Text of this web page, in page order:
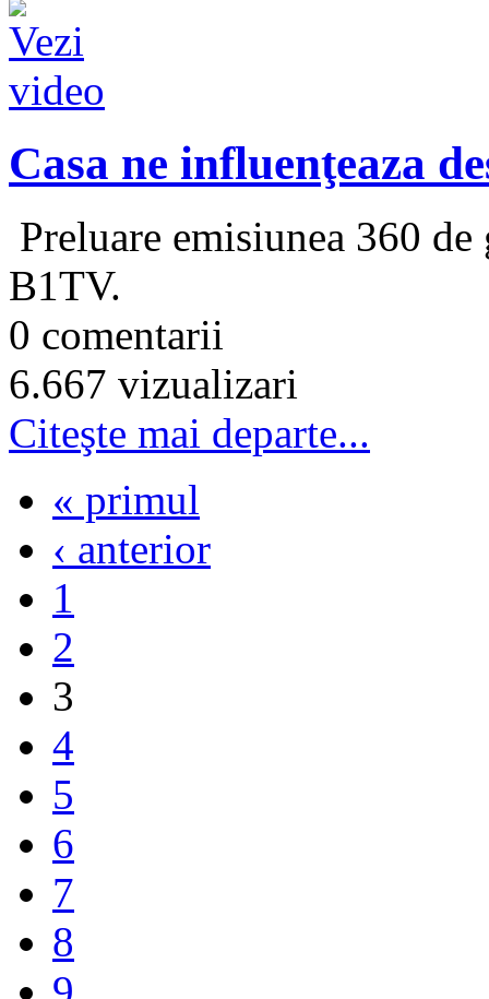
Casa ne influenţeaza
Preluare emisiunea 360
B1TV.
0 comentarii
6.667 vizualizari
Citeşte mai departe...
« primul
‹ anterior
1
2
3
4
5
6
7
8